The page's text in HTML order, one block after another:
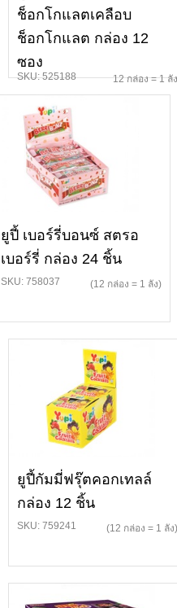
ช็อกโกแลตเคลือบ
ช็อกโกแลต กล่อง 12
ซอง
SKU: 525188 12 กล่อง = 1 ลัง
ยูปี้ เบอร์รี่บอนซ์ สตรอ
เบอร์รี่ กล่อง 24 ชิ้น
SKU: 758037 (12 กล่อง = 1 ลัง)
ยูปี้กัมมี่ฟรุ๊ตคอกเทลล์
กล่อง 12 ชิ้น
SKU: 759241 (12 กล่อง = 1 ลัง)